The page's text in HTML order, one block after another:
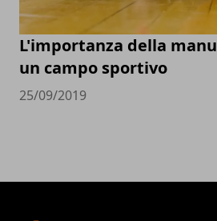
L'importanza della
un campo sportivo
25/09/2019